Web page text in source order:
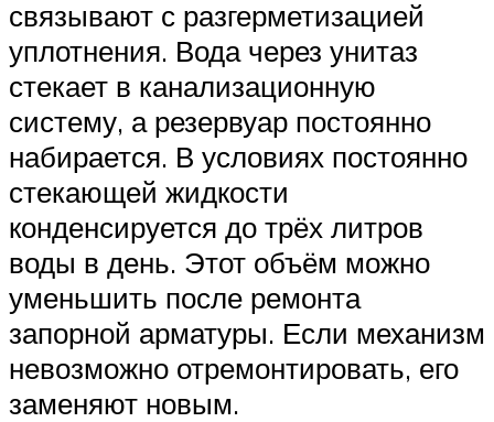
связывают с разгерметизацией
уплотнения. Вода через унитаз
стекает в канализационную
систему, а резервуар постоянно
набирается. В условиях постоянно
стекающей жидкости
конденсируется до трёх литров
воды в день. Этот объём можно
уменьшить после ремонта
запорной арматуры. Если механизм
невозможно отремонтировать, его
заменяют новым.